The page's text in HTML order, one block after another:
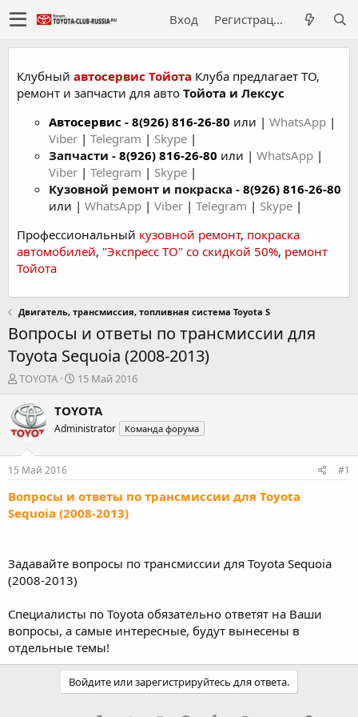
Вход Регистрация
Клубный автосервис Тойота Клуба предлагает ТО,
ремонт и запчасти для авто Тойота и Лексус
Автосервис - 8(926) 816-26-80 или | WhatsApp |
Viber | Telegram | Skype |
Запчасти - 8(926) 816-26-80 или | WhatsApp |
Viber | Telegram | Skype |
Кузовной ремонт и покраска - 8(926) 816-26-80
или | WhatsApp | Viber | Telegram | Skype |
Профессиональный кузовной ремонт, покраска
автомобилей, "Экспресс ТО" со скидкой 50%, ремонт
Тойота
Двигатель, трансмиссия, топливная система Toyota S
Вопросы и ответы по трансмиссии для
Toyota Sequoia (2008-2013)
А
т
о
р
е
м
ы
TOYOTA
Д
т
н
л
а
15 Май 2016
TOYOTA
Administrator Команда форума
15 Май 2016 #1
Вопросы и ответы по трансмиссии для Toyota
Sequoia (2008-2013)
Задавайте вопросы по трансмиссии для Toyota Sequoia
(2008-2013)
Специалисты по Toyota обязательно ответят на Ваши
вопросы, а самые интересные, будут вынесены в
отдельные темы!
Войдите или зарегистрируйтесь для ответа.